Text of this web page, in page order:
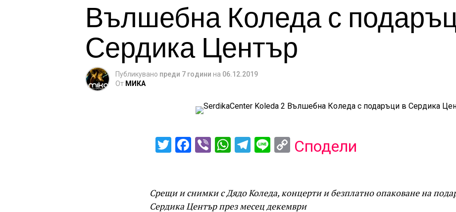
Вълшебна Коледа с
Сердика Център
Публикувано преди 7 години на 06.12.2019
От МИКА
Twitter
Facebook
ViberWhatsApp
Telegram
LineCopy
Сподели
Срещи и снимки с Дядо Коледа, концерти и безплатно опаковане на
Сердика Център през месец декември